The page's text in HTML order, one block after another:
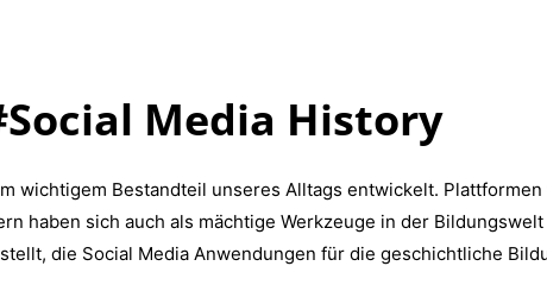
Media History
wichtigem Bestandteil unseres Alltags entwickelt.
haben sich auch als mächtige Werkzeuge in der
die Social Media Anwendungen für die geschichtliche